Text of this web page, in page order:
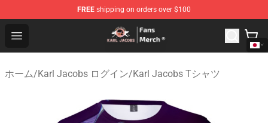
FREE shipping on orders over $100
Open menu
Karl Jacobs Store - Official Karl Jacobs Merchandise
ホーム/Karl Jacobs ログイン/Karl Jacobs Tシャツ